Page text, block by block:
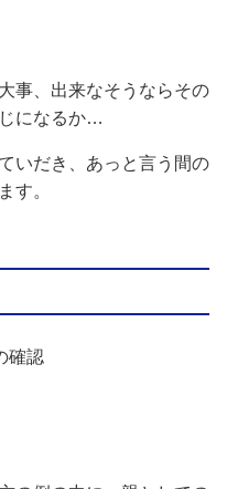
事、出来なそうならその
になるか…
いだき、あっと言う間の
す。
確認